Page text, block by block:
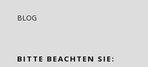
BLOG
BITTE BEACHTEN SIE: